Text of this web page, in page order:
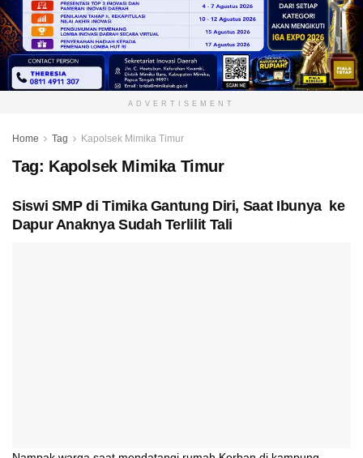
ADVERTISEMENT
Home Tag Kapolsek Mimika Timur
Tag: Kapolsek Mimika Timur
Siswi SMP di Timika Gantung Diri, Saat Ibunya ke
Dapur Anaknya Sudah Terlilit Tali